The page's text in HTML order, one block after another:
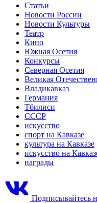
Статьи
Новости России
Новости Культуры
Театр
Кино
Южная Осетия
Конкурсы
Северная Осетия
Великая
Владикавказ
Германия
Тбилиси
СССР
искусство
спорт на Кавказе
культура на Кавказе
искусство на
награды
Подписывайтесь